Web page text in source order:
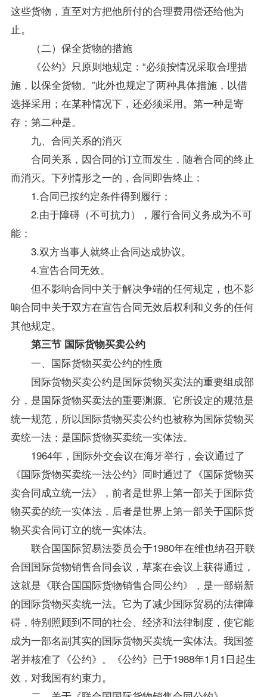
这些货物，直至对方把他所付的合理费用偿还给他为
止。
（二）保全货物的措施
《公约》只原则地规定：“必须按情况采取合理措
施，以保全货物。”此外也规定了两种具体措施，以借
选择采用；在某种情况下，还必须采用。第一种是寄
存；第二种是。
九、合同关系的消灭
合同关系，因合同的订立而发生，随着合同的终止
而消灭。下列情形之一的，合同即告终止：
1.合同已按约定条件得到履行；
2.由于障碍（不可抗力），履行合同义务成为不可
能；
3.双方当事人就终止合同达成协议。
4.宣告合同无效。
但不影响合同中关于解决争端的任何规定，也不影
响合同中关于双方在宣告合同无效后权利和义务的任何
其他规定。
第三节 国际货物买卖公约
一、国际货物买卖公约的性质
国际货物买卖公约是国际货物买卖法的重要组成部
分，是国际货物买卖法的重要渊源。它所设定的规范是
统一规范，所以国际货物买卖公约也被称为国际货物买
卖统一法；是国际货物买卖统一实体法。
1964年，国际外交会议在海牙举行，会议通过了
《国际货物买卖统一法公约》同时通过了《国际货物买
卖合同成立统一法》，前者是世界上第一部关于国际货
物买卖的统一实体法，后者是世界上第一部关于国际货
物买卖合同订立的统一实体法。
联合国国际贸易法委员会于1980年在维也纳召开联
合国国际货物销售合同会议，草案在会议上获得通过，
这就是《联合国国际货物销售合同公约》，是一部崭新
的国际货物买卖统一法。它为了减少国际贸易的法律障
碍，特别照顾到不同的社会、经济和法律制度，使它能
成为一部名副其实的国际货物买卖统一实体法。我国签
署并核准了《公约》。《公约》已于1988年1月1日起生
效，对我国有约束力。